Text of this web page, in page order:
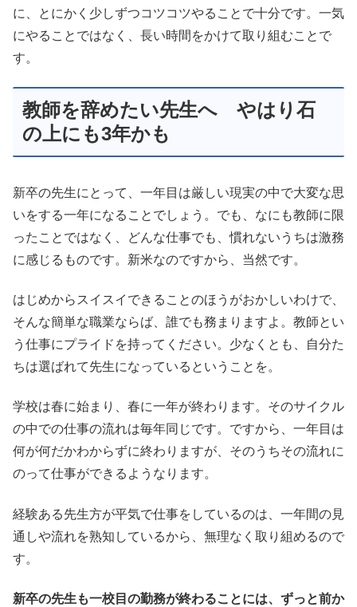
に、とにかく少しずつコツコツやることで十分です。一気
にやることではなく、長い時間をかけて取り組むことで
す。
教師を辞めたい先生へ やはり石
の上にも3年かも
新卒の先生にとって、一年目は厳しい現実の中で大変な思
いをする一年になることでしょう。でも、なにも教師に限
ったことではなく、どんな仕事でも、慣れないうちは激務
に感じるものです。新米なのですから、当然です。
はじめからスイスイできることのほうがおかしいわけで、
そんな簡単な職業ならば、誰でも務まりますよ。教師とい
う仕事にプライドを持ってください。少なくとも、自分た
ちは選ばれて先生になっているということを。
学校は春に始まり、春に一年が終わります。そのサイクル
の中での仕事の流れは毎年同じです。ですから、一年目は
何が何だかわからずに終わりますが、そのうちその流れに
のって仕事ができるようなります。
経験ある先生方が平気で仕事をしているのは、一年間の見
通しや流れを熟知しているから、無理なく取り組めるので
す。
新卒の先生も一校目の勤務が終わることには、ずっと前か